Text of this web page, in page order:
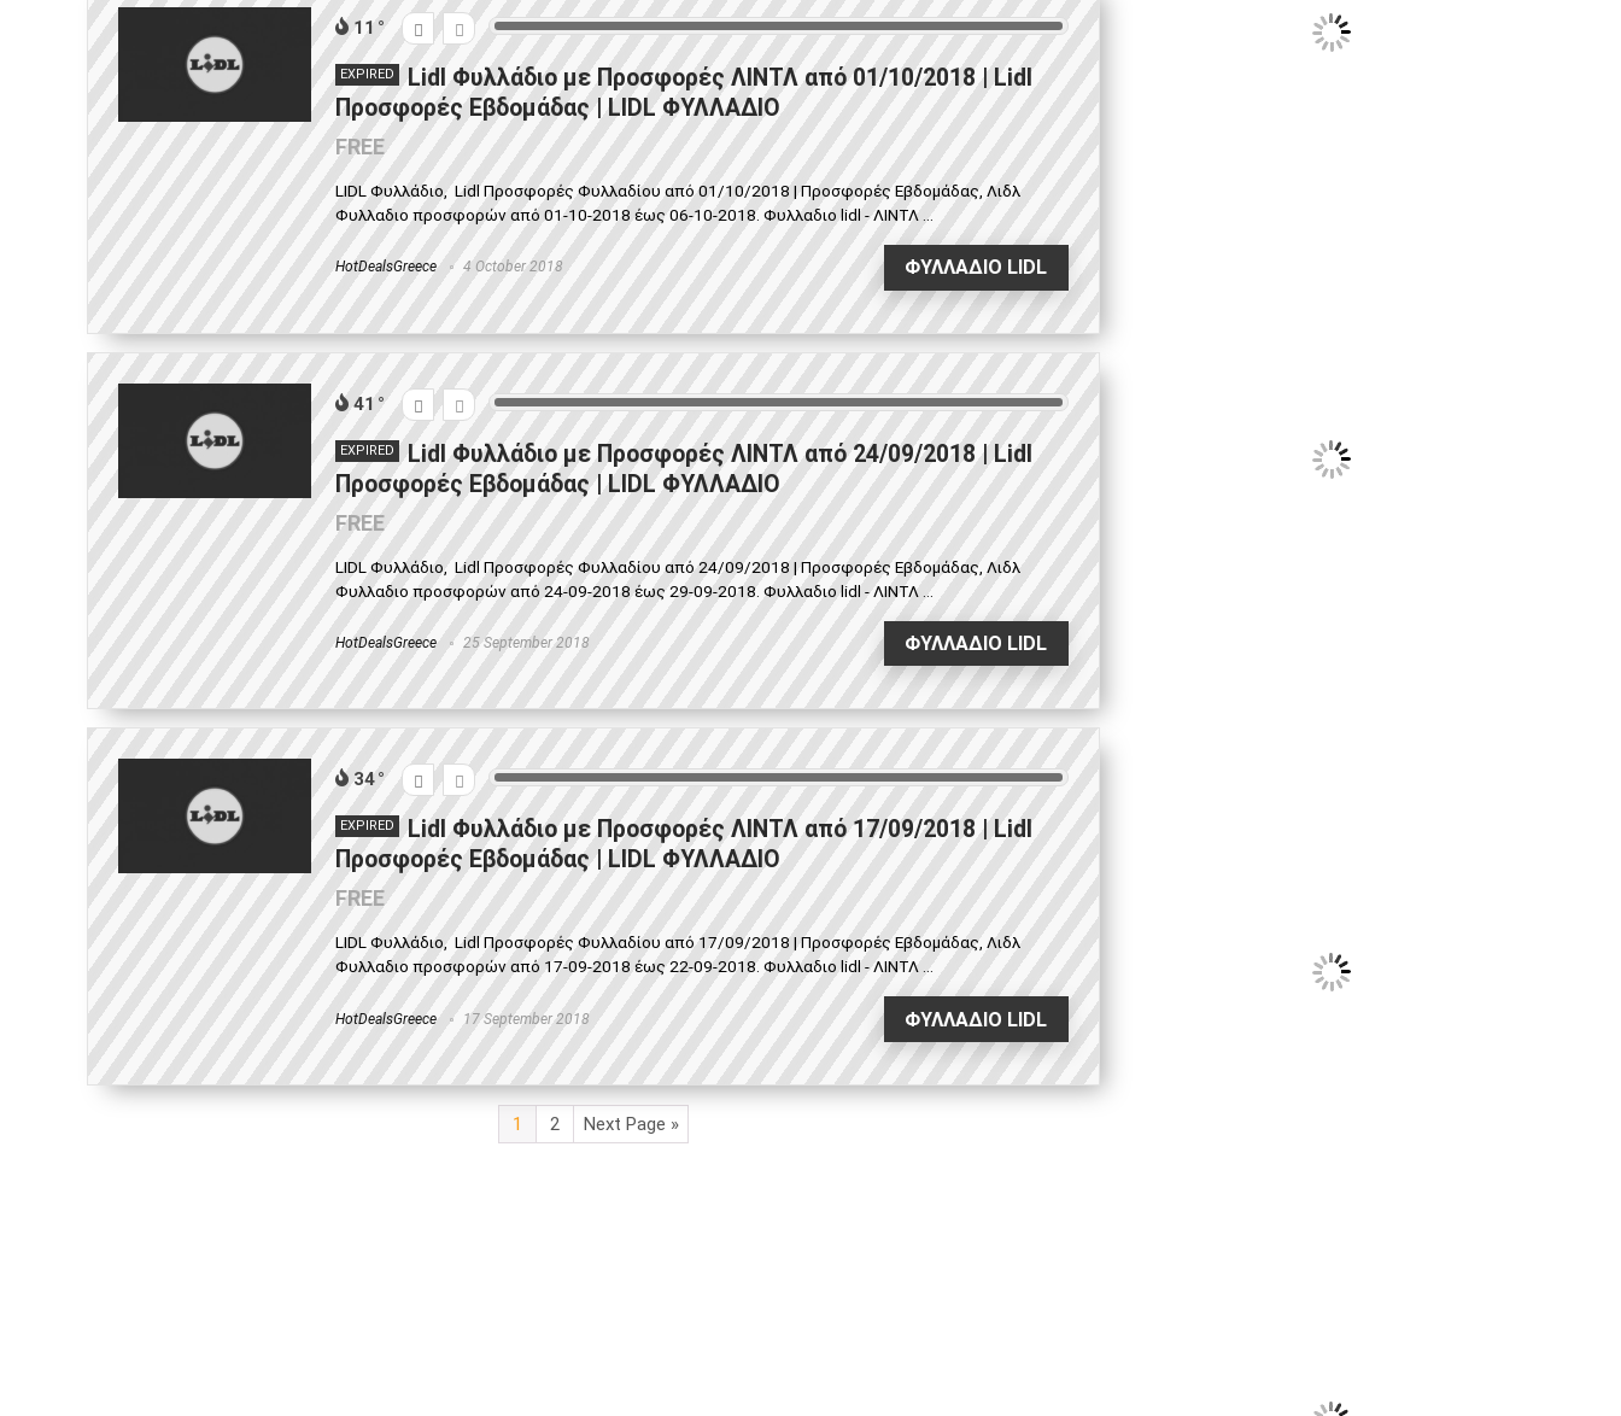
11
EXPIRED
Lidl Φυλλάδιο με Προσφορές ΛΙΝΤΛ από 01/10/2018 | Lidl
Προσφορές Εβδομάδας | LIDL ΦΥΛΛΑΔΙΟ
FREE
LIDL Φυλλάδιο, Lidl Προσφορές Φυλλαδίου από 01/10/2018 | Προσφορές Εβδομάδας, Λιδλ
Φυλλαδιο προσφορών από 01-10-2018 έως 06-10-2018. Φυλλαδιο lidl - ΛΙΝΤΛ ...
HotDealsGreece 4 October 2018 ΦΥΛΛΑΔΙΟ LIDL
41
EXPIRED
Lidl Φυλλάδιο με Προσφορές ΛΙΝΤΛ από 24/09/2018 | Lidl
Προσφορές Εβδομάδας | LIDL ΦΥΛΛΑΔΙΟ
FREE
LIDL Φυλλάδιο, Lidl Προσφορές Φυλλαδίου από 24/09/2018 | Προσφορές Εβδομάδας, Λιδλ
Φυλλαδιο προσφορών από 24-09-2018 έως 29-09-2018. Φυλλαδιο lidl - ΛΙΝΤΛ ...
HotDealsGreece 25 September 2018 ΦΥΛΛΑΔΙΟ LIDL
34
EXPIRED
Lidl Φυλλάδιο με Προσφορές ΛΙΝΤΛ από 17/09/2018 | Lidl
Προσφορές Εβδομάδας | LIDL ΦΥΛΛΑΔΙΟ
FREE
LIDL Φυλλάδιο, Lidl Προσφορές Φυλλαδίου από 17/09/2018 | Προσφορές Εβδομάδας, Λιδλ
Φυλλαδιο προσφορών από 17-09-2018 έως 22-09-2018. Φυλλαδιο lidl - ΛΙΝΤΛ ...
HotDealsGreece 17 September 2018 ΦΥΛΛΑΔΙΟ LIDL
1 2 Next Page »